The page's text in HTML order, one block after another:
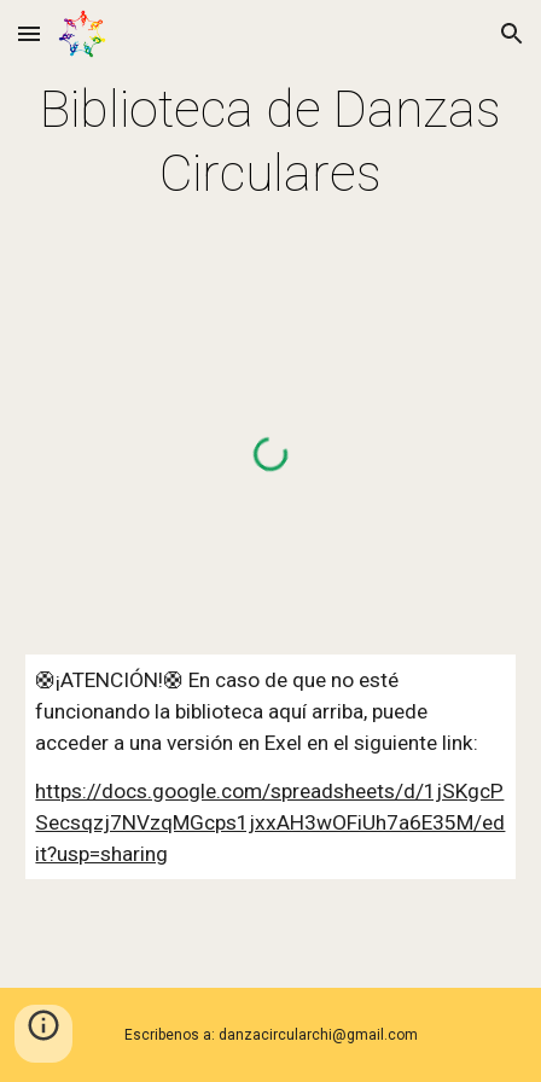
Skip to main content Skip to navigation
Biblioteca de Danzas
Circulares
🛟¡ATENCIÓN!🛟 En caso de que no esté
funcionando la biblioteca aquí arriba, puede
acceder a una versión en Exel en el siguiente link:
https://docs.google.com/spreadsheets/d/1jSKgcP
Secsqzj7NVzqMGcps1jxxAH3wOFiUh7a6E35M/ed
it?usp=sharing
Escribenos a: danzacircularchi@gmail.com